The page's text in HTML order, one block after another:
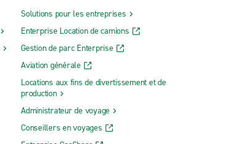
Solutions pour les entreprises
Enterprise Location de camions
Gestion de parc Enterprise
Aviation générale
Locations aux fins de divertissement et de
production
Administrateur de voyage
Conseillers en voyages